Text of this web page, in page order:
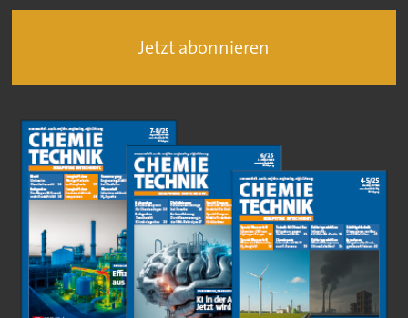
Jetzt abonnieren